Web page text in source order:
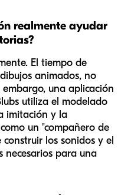
realmente ayudar
El tiempo de
animados, no
una aplicación
utiliza el modelado
imitación y la
un "compañero de
los sonidos y el
necesarios para una